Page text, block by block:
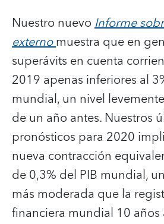
Nuestro nuevoInforme
externomuestra que en
superávits en cuenta
2019 apenas inferiores al
mundial, un nivel
de un año antes. Nuestros
pronósticos para 2020
nueva contracción
de 0,3% del PIB mundial,
más moderada que la
financiera mundial 10 años